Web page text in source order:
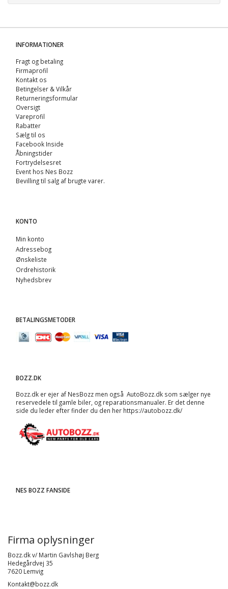
INFORMATIONER
Fragt og betaling
Firmaprofil
Kontakt os
Betingelser & Vilkår
Returneringsformular
Oversigt
Vareprofil
Rabatter
Sælg til os
Facebook Inside
Åbningstider
Fortrydelsesret
Event hos Nes Bozz
Bevilling til salg af brugte varer.
KONTO
Min konto
Adressebog
Ønskeliste
Ordrehistorik
Nyhedsbrev
BETALINGSMETODER
BOZZ.DK
Bozz.dk er ejer af NesBozz men også AutoBozz.dk som sælger nye
reservedele til gamle biler, og reparationsmanualer. Er det denne
side du leder efter finder du den her https://autobozz.dk/
NES BOZZ FANSIDE
Firma oplysninger
Bozz.dk v/ Martin Gavlshøj Berg
Hedegårdvej 35
7620 Lemvig
Kontakt@bozz.dk